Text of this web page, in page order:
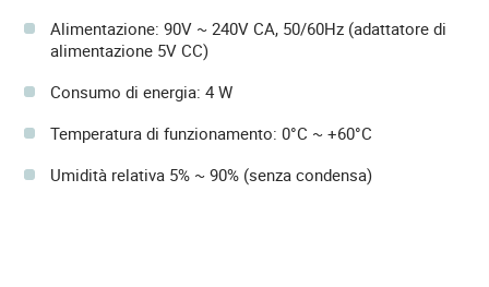
Alimentazione: 90V ~ 240V CA, 50/60Hz (adattatore di
alimentazione 5V CC)
Consumo di energia: 4 W
Temperatura di funzionamento: 0°C ~ +60°C
Umidità relativa 5% ~ 90% (senza condensa)